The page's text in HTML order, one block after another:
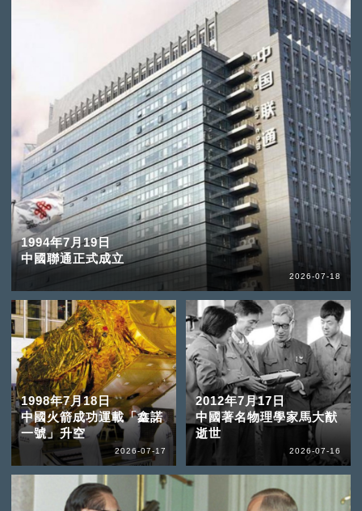
1994年7月19日
中國聯通正式成立
2026-07-18
1998年7月18日
中國火箭成功運載「鑫諾
一號」升空
2026-07-17
2012年7月17日
中國著名物理學家馬大猷
逝世
2026-07-16